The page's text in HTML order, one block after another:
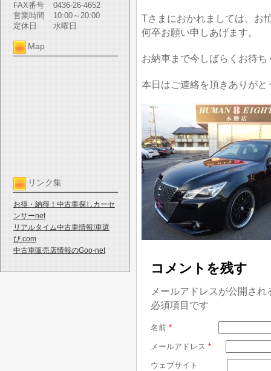
FAX番号
0436-26-4652
営業時間
10:00～20:00
定休日
水曜日
Map
リンク集
お得・納得！中古車探しカーセ
ンサーnet
リアルタイム中古車情報!車選
び.com
中古車販売店情報のGoo-net
Tさまにおかれましては、お
何卒お願い申しあげます。
お納車まで今しばらくお待ち
本日はご連絡を頂きありがと
コメントを残す
メールアドレスが公開さ
必須項目です
名前 *
メールアドレス *
ウェブサイト